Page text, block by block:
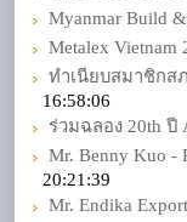
Myanmar Build
Metalex Vietnam
ทำเนียบสมาชิกส
16:58:06
ร่วมฉลอง 20th ปี
Mr. Benny Kuo -
20:21:39
Mr. Endika